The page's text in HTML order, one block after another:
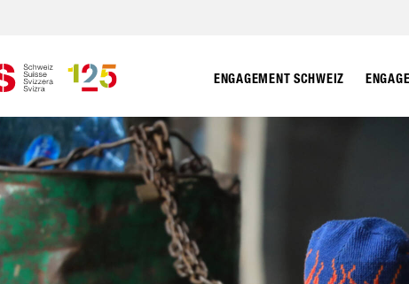
ENGAGEMENT SCHWEIZ